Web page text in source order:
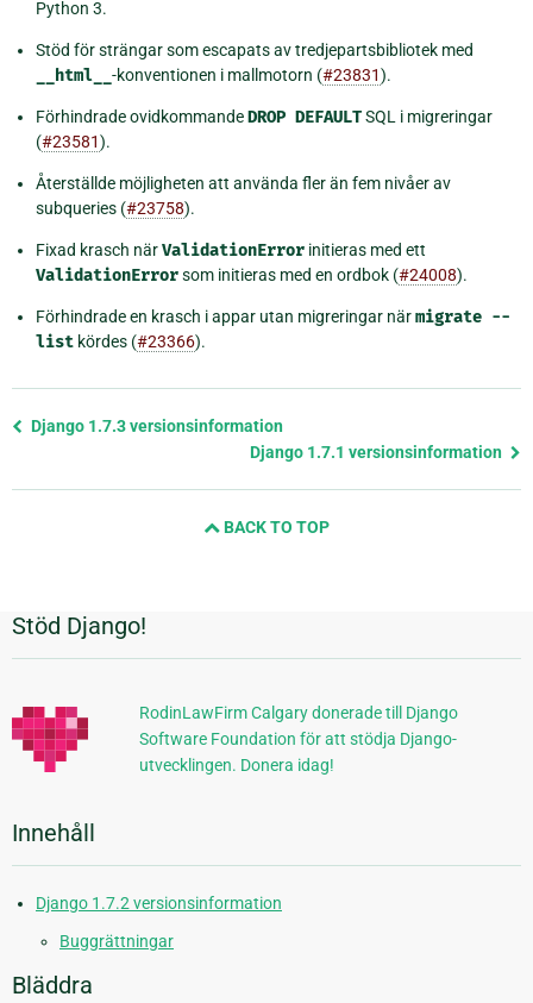
Python 3.
Stöd för strängar som escapats av tredjepartsbibliotek med
__html__ -konventionen i mallmotorn (#23831).
Förhindrade ovidkommandeDROP DEFAULTSQL i migreringar
(#23581).
Återställde möjligheten att använda fler än fem nivåer av
subqueries (#23758).
Fixad krasch närValidationError initieras med ett
ValidationErrorsom initieras med en ordbok (#24008).
Förhindrade en krasch i appar utan migreringar närmigrate --
list kördes (#23366).
Föregående
Django 1.7.3 versionsinformation
Django 1.7.1 versionsinformation
BACK TO TOP
Ytterligare
information
Stöd Django!
RodinLawFirm Calgary donerade till Django
Software Foundation för att stödja Django-
utvecklingen. Donera idag!
Innehåll
Django 1.7.2 versionsinformation
Buggrättningar
Bläddra